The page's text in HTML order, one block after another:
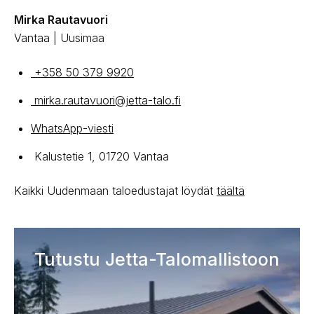
Mirka Rautavuori
Vantaa | Uusimaa
+358 50 379 9920
mirka.rautavuori@jetta-talo.fi
WhatsApp-viesti
Kalustetie 1, 01720 Vantaa
Kaikki Uudenmaan taloedustajat löydät täältä
Tutustu Jetta-Talomallistoon